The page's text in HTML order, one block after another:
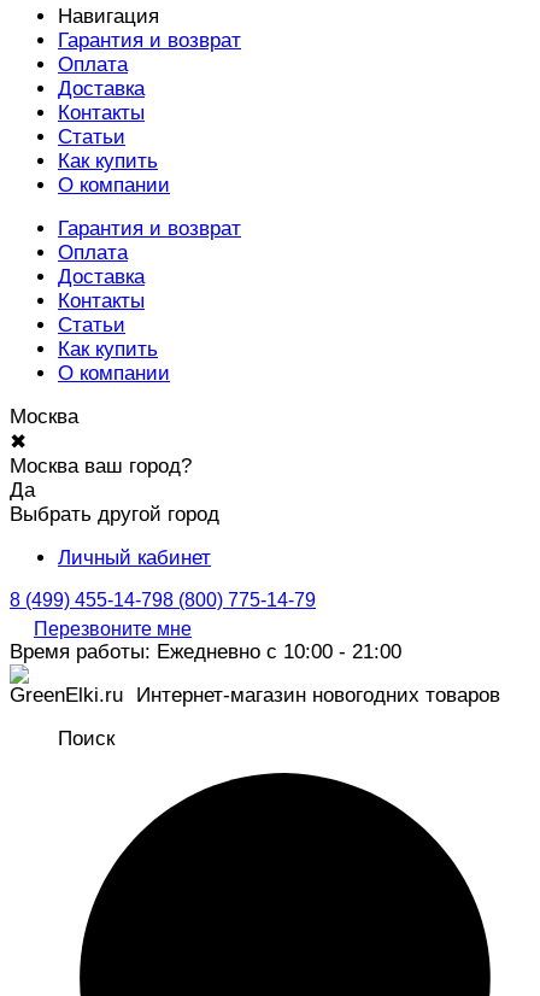
Навигация
Гарантия и возврат
Оплата
Доставка
Контакты
Статьи
Как купить
О компании
Гарантия и возврат
Оплата
Доставка
Контакты
Статьи
Как купить
О компании
Москва
✖
Москва ваш город?
Да
Выбрать другой город
Личный кабинет
8 (499) 455-14-798 (800) 775-14-79
Перезвоните мне
Время работы: Ежедневно с 10:00 - 21:00
Интернет-магазин новогодних товаров
Поиск